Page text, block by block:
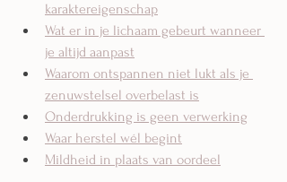
karaktereigenschap
Wat er in je lichaam gebeurt wanneer
je altijd aanpast
Waarom ontspannen niet lukt als je
zenuwstelsel overbelast is
Onderdrukking is geen verwerking
Waar herstel wél begint
Mildheid in plaats van oordeel